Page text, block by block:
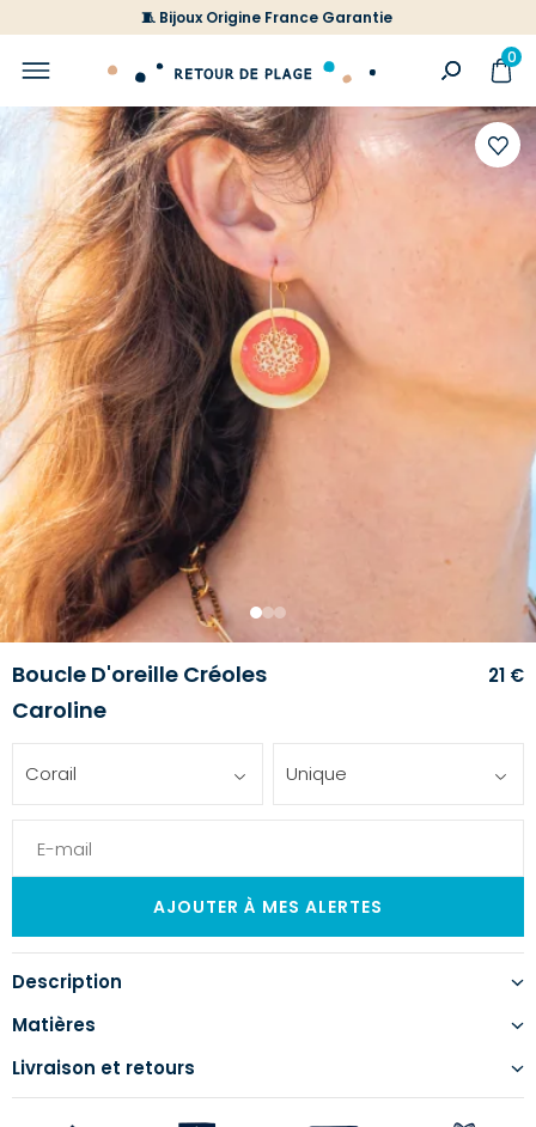
🧵 Bijoux Origine France Garantie
0
1 23
Boucle D'oreille Créoles
Caroline
21 €
Corail Unique
Description
Matières
Livraison et retours